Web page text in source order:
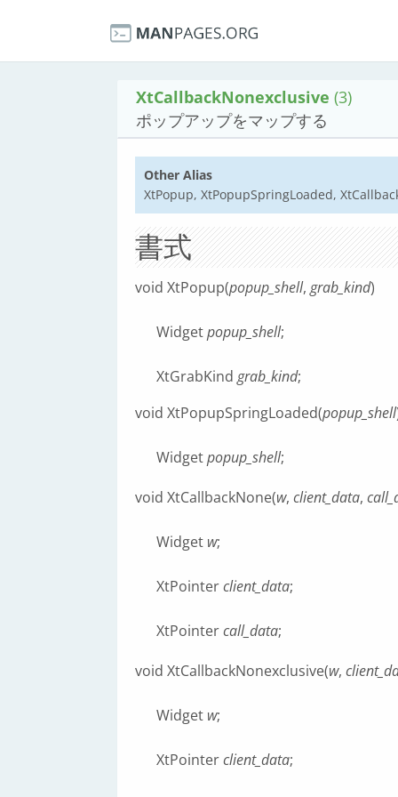
XtCallbackNonexclusive (3)
ポップアップをマップする
Other Alias
XtPopup, XtPopupSpringLoaded,
書式
void XtPopup(popup_shell, grab_kind)
Widgetpopup_shell;
XtGrabKind grab_kind;
void XtPopupSpringLoaded(popup_shell
Widgetpopup_shell;
void XtCallbackNone(w, client_data,
Widget w;
XtPointerclient_data;
XtPointercall_data;
void XtCallbackNonexclusive(w,
Widget w;
XtPointerclient_data;